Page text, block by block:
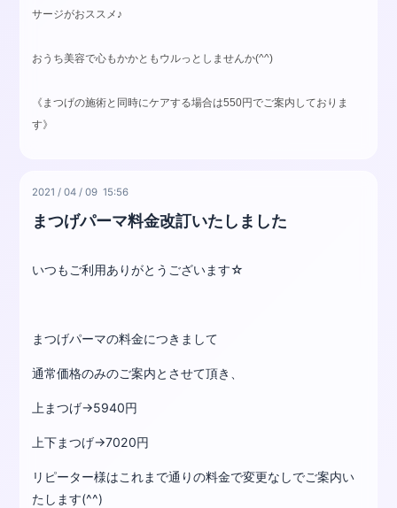
サージがおススメ♪
おうち美容で心もかかともウルっとしませんか(^^)
《まつげの施術と同時にケアする場合は550円でご案内しておりま
す》
2021 /04 /09 15:56
まつげパーマ料金改訂いたしました
いつもご利用ありがとうございます☆
まつげパーマの料金につきまして
通常価格のみのご案内とさせて頂き、
上まつげ→5940円
上下まつげ→7020円
リピーター様はこれまで通りの料金で変更なしでご案内い
たします(^^)